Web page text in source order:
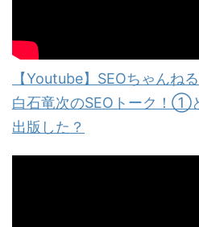
【Youtube】SEOちゃんね
白石竜次のSEOトーク！①
出版した？